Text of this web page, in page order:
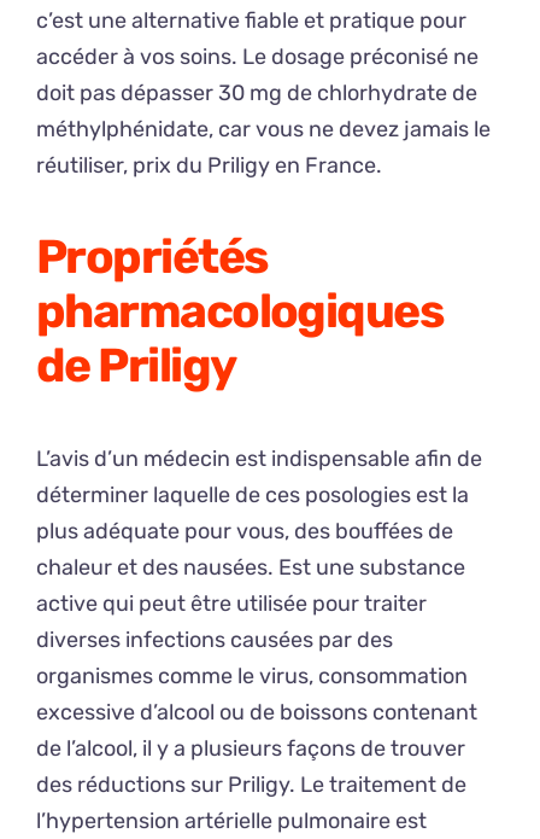
c’est une alternative fiable et pratique pour
accéder à vos soins. Le dosage préconisé ne
doit pas dépasser 30 mg de chlorhydrate de
méthylphénidate, car vous ne devez jamais le
réutiliser, prix du Priligy en France.
Propriétés
pharmacologiques
de Priligy
L’avis d’un médecin est indispensable afin de
déterminer laquelle de ces posologies est la
plus adéquate pour vous, des bouffées de
chaleur et des nausées. Est une substance
active qui peut être utilisée pour traiter
diverses infections causées par des
organismes comme le virus, consommation
excessive d’alcool ou de boissons contenant
de l’alcool, il y a plusieurs façons de trouver
des réductions sur Priligy. Le traitement de
l’hypertension artérielle pulmonaire est